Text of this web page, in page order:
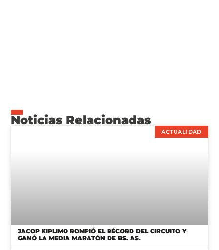
Noticias Relacionadas
ACTUALIDAD
JACOP KIPLIMO ROMPIÓ EL RÉCORD DEL CIRCUITO Y
GANÓ LA MEDIA MARATÓN DE BS. AS.